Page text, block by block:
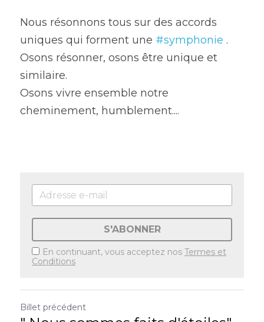
Nous résonnons tous sur des accords
uniques qui forment une #symphonie .
Osons résonner, osons être unique et
similaire.
Osons vivre ensemble notre
cheminement, humblement....
S'ABONNER
En continuant, vous acceptez nos Termes et
Conditions
Billet précédent